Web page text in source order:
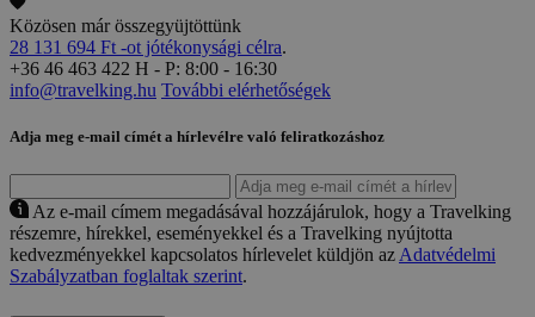
Közösen már összegyüjtöttünk
28 131 694 Ft -ot jótékonysági célra.
+36 46 463 422 H - P: 8:00 - 16:30
info@travelking.hu További elérhetőségek
Adja meg e-mail címét a hírlevélre való feliratkozáshoz
Az e-mail címem megadásával hozzájárulok, hogy a Travelking
részemre, hírekkel, eseményekkel és a Travelking nyújtotta
kedvezményekkel kapcsolatos hírlevelet küldjön az Adatvédelmi
Szabályzatban foglaltak szerint.